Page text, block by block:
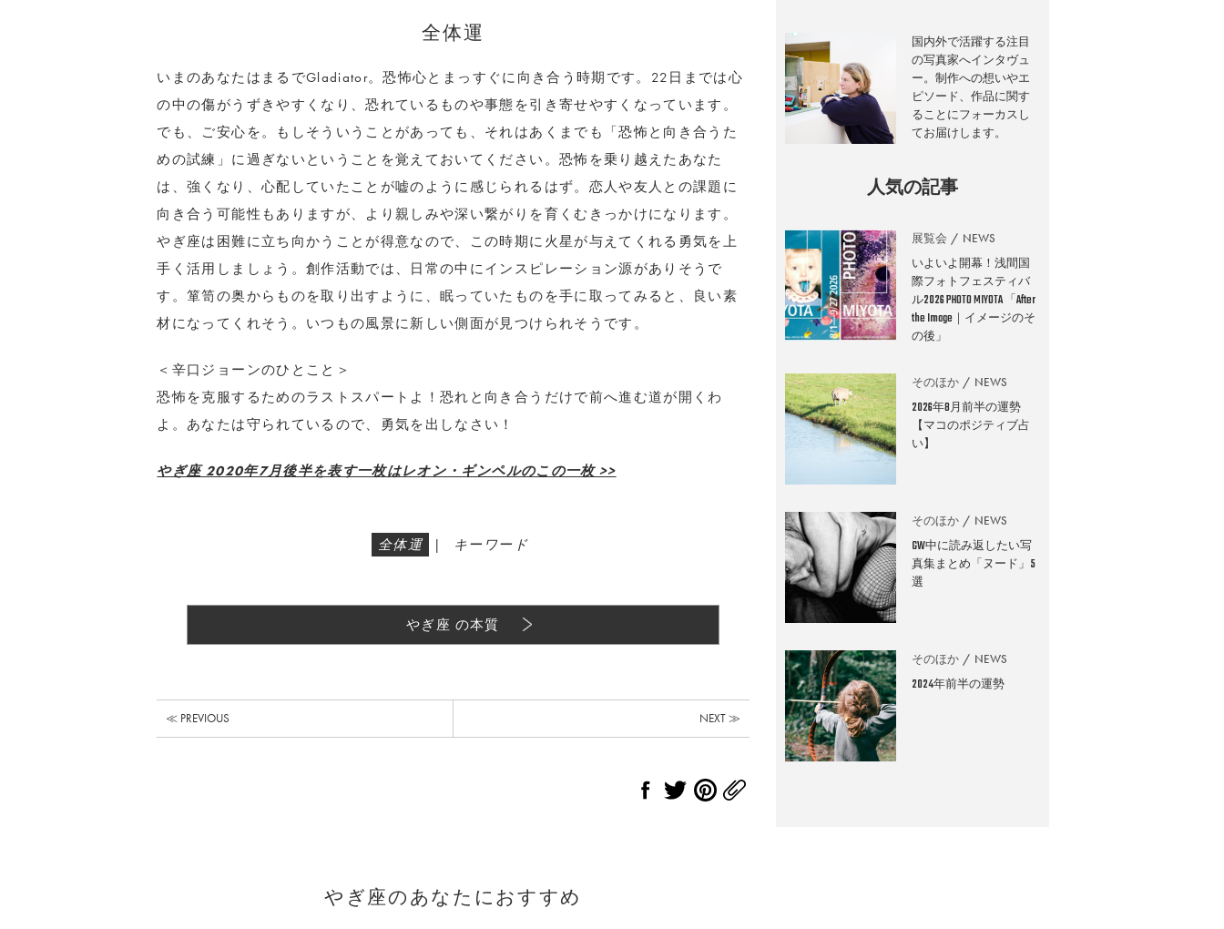
全体運
いまのあなたはまるでGladiator。恐怖心とまっすぐに向き合う時期です。22日までは心
の中の傷がうずきやすくなり、恐れているものや事態を引き寄せやすくなっています。
でも、ご安心を。もしそういうことがあっても、それはあくまでも「恐怖と向き合うた
めの試練」に過ぎないということを覚えておいてください。恐怖を乗り越えたあなた
は、強くなり、心配していたことが嘘のように感じられるはず。恋人や友人との課題に
向き合う可能性もありますが、より親しみや深い繋がりを育くむきっかけになります。
やぎ座は困難に立ち向かうことが得意なので、この時期に火星が与えてくれる勇気を上
手く活用しましょう。創作活動では、日常の中にインスピレーション源がありそうで
す。箪笥の奥からものを取り出すように、眠っていたものを手に取ってみると、良い素
材になってくれそう。いつもの風景に新しい側面が見つけられそうです。
＜辛口ジョーンのひとこと＞
恐怖を克服するためのラストスパートよ！恐れと向き合うだけで前へ進む道が開くわ
よ。あなたは守られているので、勇気を出しなさい！
やぎ座 2020年7月後半を表す一枚はレオン・ギンペルのこの一枚 >>
全体運 | キーワード
やぎ座 の本質
≪ PREVIOUS NEXT ≫
やぎ座のあなたにおすすめ
国内外で活躍する注目
の写真家へインタヴュ
ー。制作への想いやエ
ピソード、作品に関す
ることにフォーカスし
てお届けします。
人気の記事
展覧会 NEWS
いよいよ開幕！浅間国
際フォトフェスティバ
ル2026 PHOTO MIYOTA 「After
the Image｜イメージのそ
の後」
そのほか NEWS
2026年8月前半の運勢
【マコのポジティブ占
い】
そのほか NEWS
GW中に読み返したい写
真集まとめ「ヌード」5
選
そのほか NEWS
2024年前半の運勢